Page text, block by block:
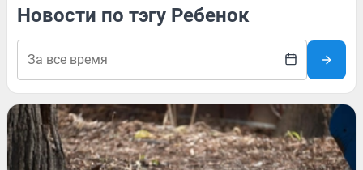
Новости по тэгу Ребенок